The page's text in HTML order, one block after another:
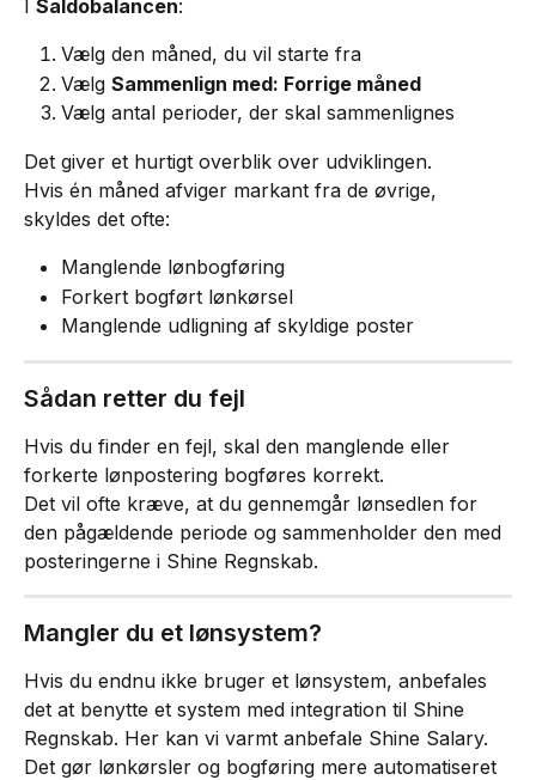
I Saldobalancen:
Vælg den måned, du vil starte fra
Vælg Sammenlign med: Forrige måned
Vælg antal perioder, der skal sammenlignes
Det giver et hurtigt overblik over udviklingen.
Hvis én måned afviger markant fra de øvrige,
skyldes det ofte:
Manglende lønbogføring
Forkert bogført lønkørsel
Manglende udligning af skyldige poster
Sådan retter du fejl
Hvis du finder en fejl, skal den manglende eller
forkerte lønpostering bogføres korrekt.
Det vil ofte kræve, at du gennemgår lønsedlen for
den pågældende periode og sammenholder den med
posteringerne i Shine Regnskab.
Mangler du et lønsystem?
Hvis du endnu ikke bruger et lønsystem, anbefales
det at benytte et system med integration til Shine
Regnskab. Her kan vi varmt anbefale Shine Salary.
Det gør lønkørsler og bogføring mere automatiseret